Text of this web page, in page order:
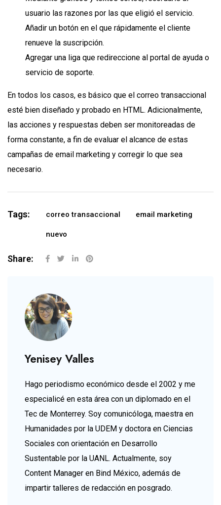
usuario las razones por las que eligió el servicio.
Añadir un botón en el que rápidamente el cliente
renueve la suscripción.
Agregar una liga que redireccione al portal de ayuda o
servicio de soporte.
En todos los casos, es básico que el correo transaccional
esté bien diseñado y probado en HTML. Adicionalmente,
las acciones y respuestas deben ser monitoreadas de
forma constante, a fin de evaluar el alcance de estas
campañas de email marketing y corregir lo que sea
necesario.
Tags: correo transaccional email marketing
nuevo
Share:
Yenisey Valles
Hago periodismo económico desde el 2002 y me
especialicé en esta área con un diplomado en el
Tec de Monterrey. Soy comunicóloga, maestra en
Humanidades por la UDEM y doctora en Ciencias
Sociales con orientación en Desarrollo
Sustentable por la UANL. Actualmente, soy
Content Manager en Bind México, además de
impartir talleres de redacción en posgrado.